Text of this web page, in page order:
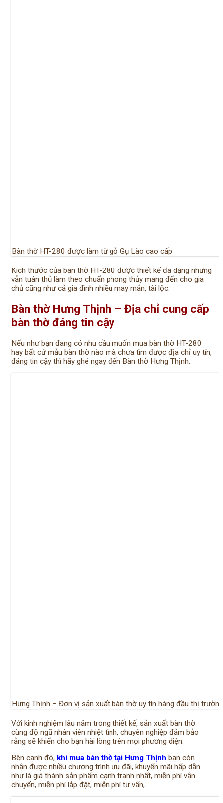
Bàn thờ HT-280 được làm từ gỗ Gụ Lào cao cấp
Kích thước của bàn thờ HT-280 được thiết kế đa dạng nhưng
vẫn tuân thủ làm theo chuẩn phong thủy mang đến cho gia
chủ cũng như cả gia đình nhiều may mắn, tài lộc.
Bàn thờ Hưng Thịnh – Địa chỉ cung cấp
bàn thờ đáng tin cậy
Nếu như bạn đang có nhu cầu muốn mua bàn thờ HT-280
hay bất cứ mẫu bàn thờ nào mà chưa tìm được địa chỉ uy tín,
đáng tin cậy thì hãy ghé ngay đến Bàn thờ Hưng Thịnh.
Hưng Thịnh – Đơn vị sản xuất bàn thờ uy tín hàng đầu thị
Với kinh nghiệm lâu năm trong thiết kế, sản xuất bàn thờ
cùng độ ngũ nhân viên nhiệt tình, chuyên nghiệp đảm bảo
rằng sẽ khiến cho bạn hài lòng trên mọi phương diện.
Bên cạnh đó, khi mua bàn thờ tại Hưng Thịnh bạn còn
nhận được nhiều chương trình ưu đãi, khuyến mãi hấp dẫn
như là giá thành sản phẩm cạnh tranh nhất, miễn phí vận
chuyển, miễn phí lắp đặt, miễn phí tư vấn,..